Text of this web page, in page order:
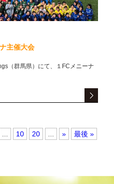
主催大会
（群馬県）にて、１FCメニーナ
10 20 » 最後 »